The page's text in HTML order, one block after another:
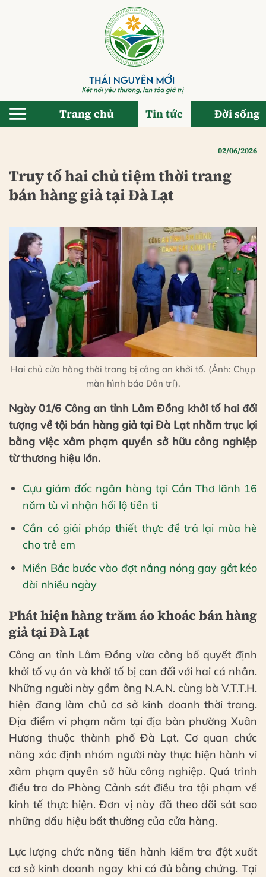
Trang chủ Tin tức Đời sống
02/06/2026
Truy tố hai chủ tiệm thời trang
bán hàng giả tại Đà Lạt
Hai chủ cửa hàng thời trang bị công an khởi tố. (Ảnh: Chụp
màn hình báo Dân trí).
Ngày 01/6 Công an tỉnh Lâm Đồng khởi tố hai đối
tượng về tội bán hàng giả tại Đà Lạt nhằm trục lợi
bằng việc xâm phạm quyền sở hữu công nghiệp
từ thương hiệu lớn.
Cựu giám đốc ngân hàng tại Cần Thơ lãnh 16
năm tù vì nhận hối lộ tiền tỉ
Cần có giải pháp thiết thực để trả lại mùa hè
cho trẻ em
Miền Bắc bước vào đợt nắng nóng gay gắt kéo
dài nhiều ngày
Phát hiện hàng trăm áo khoác bán hàng
giả tại Đà Lạt
Công an tỉnh Lâm Đồng vừa công bố quyết định
khởi tố vụ án và khởi tố bị can đối với hai cá nhân.
Những người này gồm ông N.A.N. cùng bà V.T.T.H.
hiện đang làm chủ cơ sở kinh doanh thời trang.
Địa điểm vi phạm nằm tại địa bàn phường Xuân
Hương thuộc thành phố Đà Lạt. Cơ quan chức
năng xác định nhóm người này thực hiện hành vi
xâm phạm quyền sở hữu công nghiệp. Quá trình
điều tra do Phòng Cảnh sát điều tra tội phạm về
kinh tế thực hiện. Đơn vị này đã theo dõi sát sao
những dấu hiệu bất thường của cửa hàng.
Lực lượng chức năng tiến hành kiểm tra đột xuất
cơ sở kinh doanh ngay khi có đủ bằng chứng. Tại